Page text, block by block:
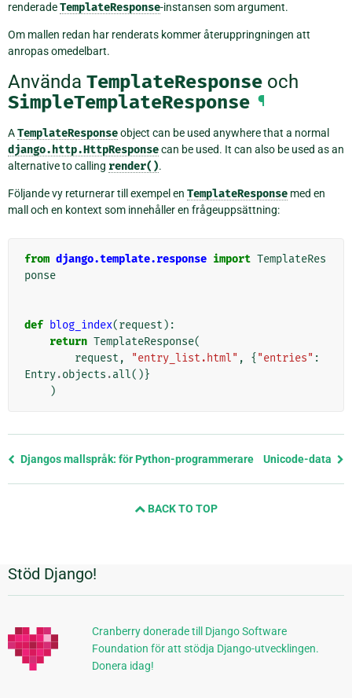
renderadeTemplateResponse-instansen som argument.
Om mallen redan har renderats kommer återuppringningen att
anropas omedelbart.
Använda TemplateResponse och
SimpleTemplateResponse ¶
ATemplateResponseobject can be used anywhere that a normal
django.http.HttpResponsecan be used. It can also be used as an
alternative to calling render().
Följande vy returnerar till exempel en TemplateResponse med en
mall och en kontext som innehåller en frågeuppsättning:
from django.template.response import TemplateRes
ponse
def blog_index(request ):
return TemplateResponse(
request , "entry_list.html" , { "entries" :
Entry.objects .all()}
)
Föregående
Djangos mallspråk: för Python-programmerare Unicode-data
BACK TO TOP
Ytterligare
information
Stöd Django!
Cranberry donerade till Django Software
Foundation för att stödja Django-utvecklingen.
Donera idag!